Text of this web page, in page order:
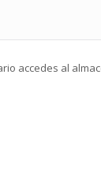
accedes al